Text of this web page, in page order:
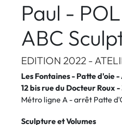
Paul -
ABC
EDITION 2022 -
Les Fontaines - Patte d'oie
12 bis rue du Docteur Roux
Métro ligne A - arrêt Patte
Sculpture et Volumes